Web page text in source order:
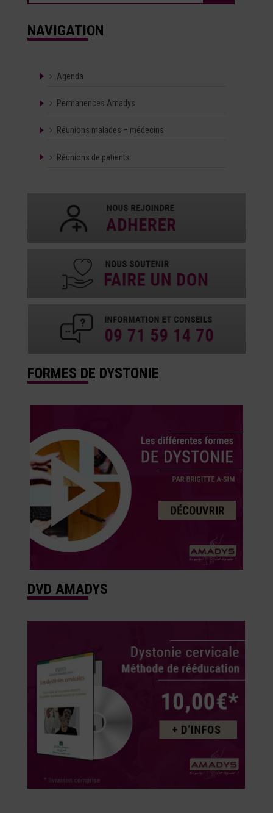
NAVIGATION
Agenda
Permanences Amadys
Réunions malades – médecins
Réunions de patients
FORMES DE DYSTONIE
DVD AMADYS